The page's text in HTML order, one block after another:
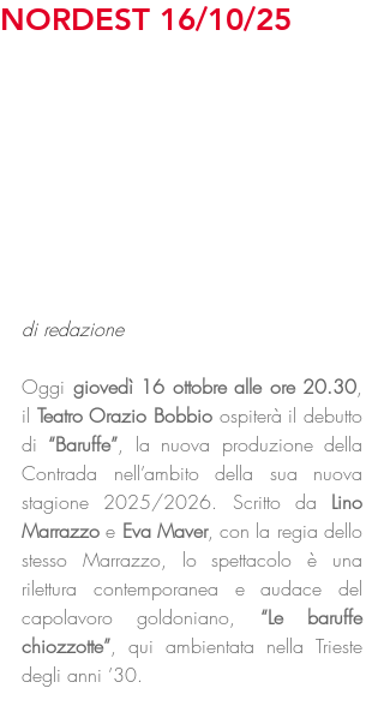
NORDEST 16/10/25
di redazione
Oggi giovedì 16 ottobre alle ore 20.30,
il Teatro Orazio Bobbio ospiterà il debutto
di “Baruffe”, la nuova produzione della
Contrada nell’ambito della sua nuova
stagione 2025/2026. Scritto da Lino
Marrazzo e Eva Maver, con la regia dello
stesso Marrazzo, lo spettacolo è una
rilettura contemporanea e audace del
capolavoro goldoniano, “Le baruffe
chiozzotte”, qui ambientata nella Trieste
degli anni ’30.